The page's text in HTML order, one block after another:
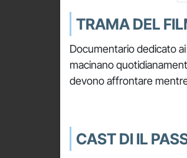
TRAMA DEL
Documentario dedicato
macinano
devono affrontare
CAST DI IL